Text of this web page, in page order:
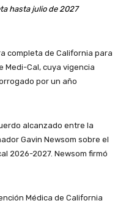
hasta julio de 2027
completa de California para
Medi-Cal, cuya vigencia
por un año
alcanzado entre la
Gavin Newsom sobre el
2026-2027. Newsom firmó
Médica de California